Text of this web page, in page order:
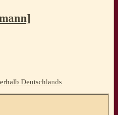
Deutschlands